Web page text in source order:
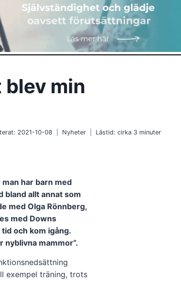
blev min
2021-10-08 Nyheter Lästid: cirka 3 minuter
har barn med
bland allt annat som
med Olga Rönnberg,
med Downs
och kom igång.
nyblivna mammor”.
exempel träning, trots